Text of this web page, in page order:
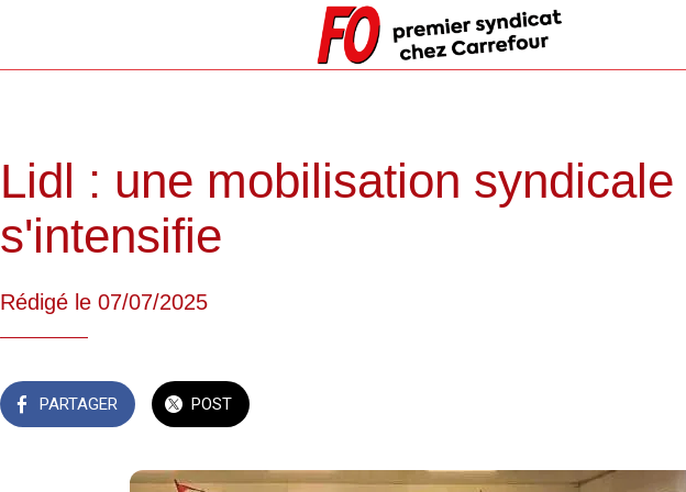
Lidl : une mobilisation syndicale
s'intensifie
Rédigé le 07/07/2025
PARTAGER POST